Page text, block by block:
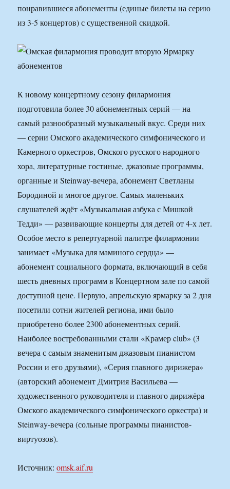
понравившиеся абонементы (единые билеты на серию
из 3-5 концертов) с существенной скидкой.
К новому концертному сезону филармония
подготовила более 30 абонементных серий — на
самый разнообразный музыкальный вкус. Среди них
— серии Омского академического симфонического и
Камерного оркестров, Омского русского народного
хора, литературные гостиные, джазовые программы,
органные и Steinway-вечера, абонемент Светланы
Бородиной и многое другое. Самых маленьких
слушателей ждёт «Музыкальная азбука с Мишкой
Тедди» — развивающие концерты для детей от 4-х лет.
Особое место в репертуарной палитре филармонии
занимает «Музыка для маминого сердца» —
абонемент социального формата, включающий в себя
шесть дневных программ в Концертном зале по самой
доступной цене. Первую, апрельскую ярмарку за 2 дня
посетили сотни жителей региона, ими было
приобретено более 2300 абонементных серий.
Наиболее востребованными стали «Крамер club» (3
вечера с самым знаменитым джазовым пианистом
России и его друзьями), «Серия главного дирижера»
(авторский абонемент Дмитрия Васильева —
художественного руководителя и главного дирижёра
Омского академического симфонического оркестра) и
Steinway-вечера (сольные программы пианистов-
виртуозов).
Источник:omsk.aif.ru